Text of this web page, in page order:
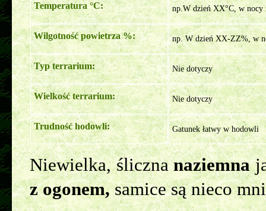
Temperatura °C: np.W dzień XX°C, w nocy
Wilgotność powietrza %: np. W dzień XX-ZZ%, w
Typ terrarium: Nie dotyczy
Wielkość terrarium: Nie dotyczy
Trudność hodowli: Gatunek łatwy w hodowli
Niewielka, ślicznanaziemna
z ogonem,samice są nieco